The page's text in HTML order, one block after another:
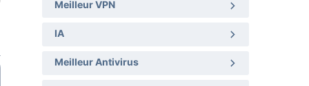
Meilleur VPN
IA
Meilleur Antivirus